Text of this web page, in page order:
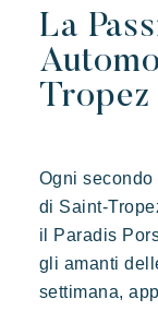
Prairies
Lodge di
Tropez, una
Vivere
La
Tropez
Ogni
di Saint-
il Paradis
gli amanti
settimana,